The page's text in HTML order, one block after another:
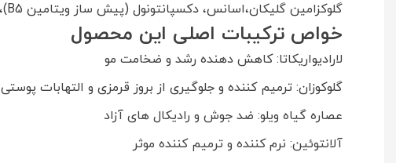
گلوکزامین گلیکان،اسانس، دکسپانتونول (پیش ساز ویتامین B5)، سدیم هیدروکساید، بیزابولول، الانتوئین، تریکلوزان، کاربومر، پیروکتون اولامین
خواص ترکیبات اصلی این محصول
لارادیواریکاتا: کاهش دهنده رشد و ضخامت مو
گلوکوزان: ترمیم کننده و جلوگیری از بروز قرمزی و التهابات پوستی
عصاره گیاه ویلو: ضد جوش و رادیکال های آزاد
آلانتوئین: نرم کننده و ترمیم کننده موثر